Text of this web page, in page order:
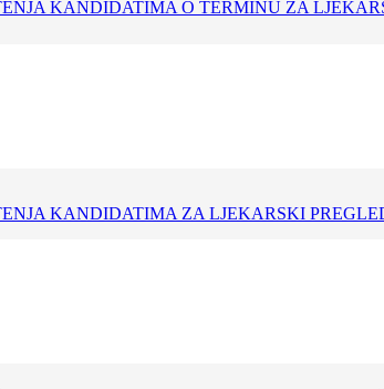
KANDIDATIMA O TERMINU ZA
KANDIDATIMA ZA LJEKARSKI